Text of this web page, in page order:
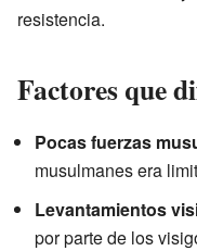
resistencia.
Factores que
Pocas fuerzas
musulmanes era
Levantamientos
por parte de los